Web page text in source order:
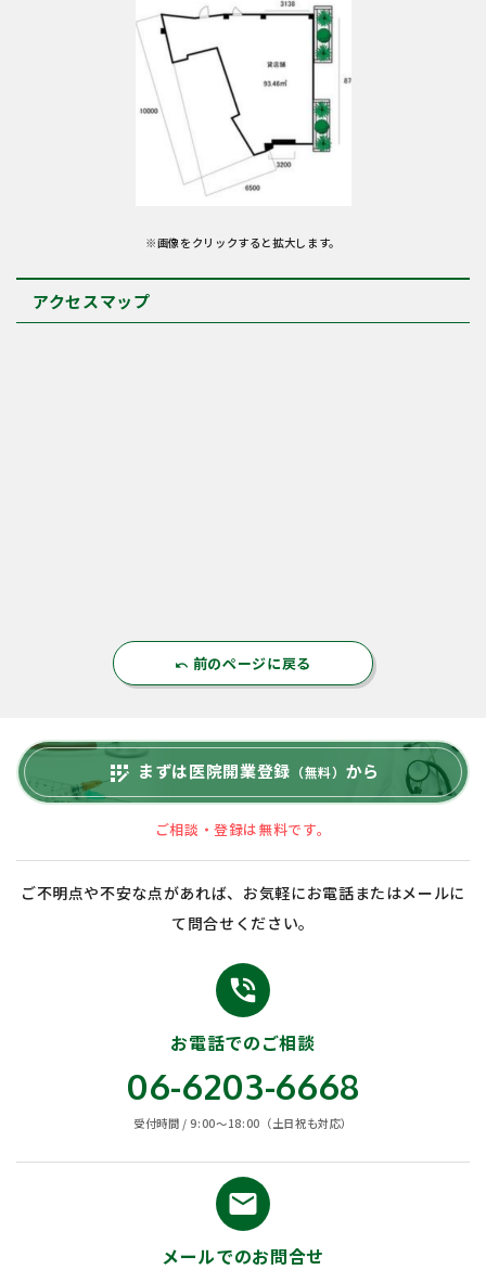
※画像をクリックすると拡大します。
アクセスマップ
undo 前のページに戻る
app_registration まずは医院開業登録 （無料） から
ご相談・登録は無料です。
ご不明点や不安な点があれば、お気軽にお電話またはメールに
て問合せください。
phone_in_talk
お電話でのご相談
06-6203-6668
受付時間 / 9:00〜18:00（土日祝も対応）
email
メールでのお問合せ